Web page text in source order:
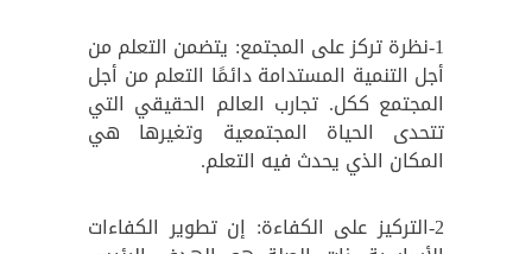
1-نظرة تركز على المجتمع: يتضمن التعلم من
أجل التنمية المستدامة دائمًا التعلم من أجل
المجتمع ككل. تجارب العالم الحقيقي التي
تتحدى الحياة المجتمعية وتغيرها هي
المكان الذي يحدث فيه التعلم.
2-التركيز على الكفاءة: إن تطوير الكفاءات